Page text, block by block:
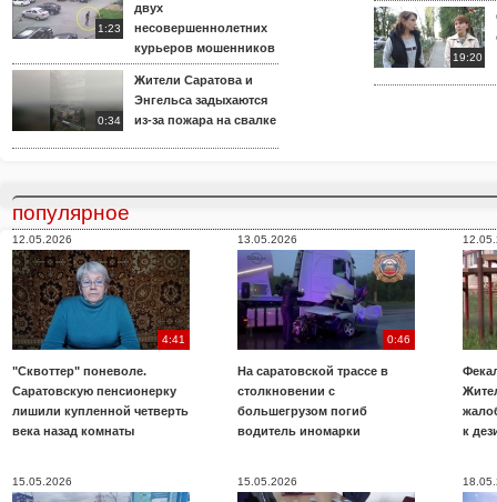
1:23
двух
несовершеннолетних
курьеров мошенников
0:34
Жители Саратова и
Энгельса задыхаются
из-за пожара на свалке
19:20
популярное
12.05.2026
4:41
"Сквоттер" поневоле.
Саратовскую пенсионерку
лишили купленной четверть
века назад комнаты
13.05.2026
0:46
На саратовской трассе в
столкновении с
большегрузом погиб
водитель иномарки
к
15.05.2026 15.05.2026